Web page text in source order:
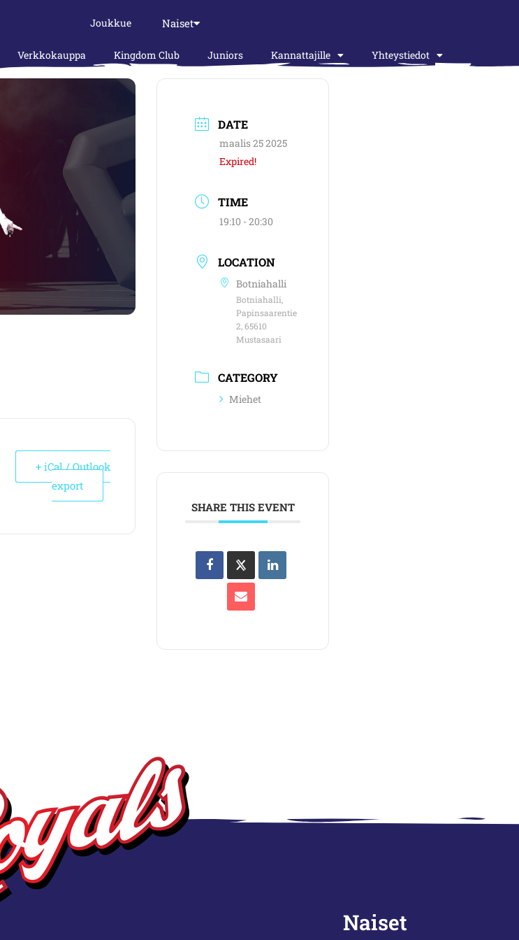
Joukkue Naiset
Verkkokauppa Kingdom Club Juniors Kannattajille Yhteystiedot
+ iCal / Outlook
export
DATE
maalis 25 2025
Expired!
TIME
19:10 - 20:30
LOCATION
Botniahalli
Botniahalli,
Papinsaarentie
2, 65610
Mustasaari
CATEGORY
Miehet
SHARE THIS EVENT
Naiset